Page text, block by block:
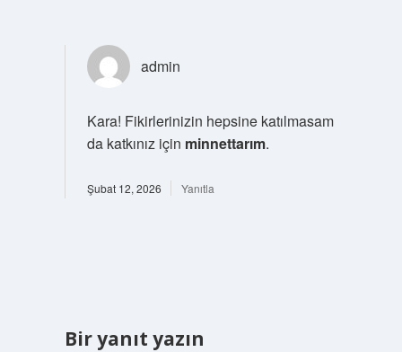
admin
Kara! Fikirlerinizin hepsine katılmasam
da katkınız için minnettarım.
Şubat 12, 2026 Yanıtla
Bir yanıt yazın